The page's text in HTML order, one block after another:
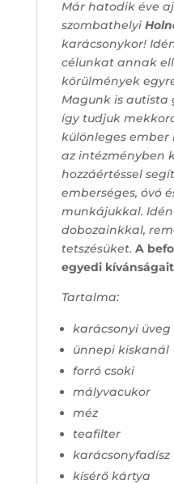
Már hatodik éve
szombathelyi
karácsonykor!
célunkat annak
körülmények
Magunk is autista
így tudjuk
különleges ember
az intézményben
hozzáértéssel
emberséges, óvó
munkájukkal.
dobozainkkal,
tetszésüket. A
egyedi
Tartalma:
karácsonyi üveg
ünnepi kiskanál
forró csoki
mályvacukor
méz
teafilter
karácsonyfadísz
kísérő kártya